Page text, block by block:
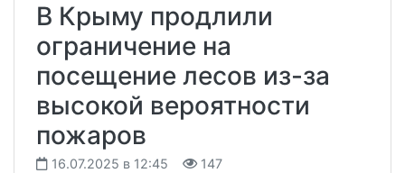
В Крыму продлили
ограничение на
посещение лесов из-за
высокой вероятности
пожаров
16.07.2025 в 12:45 147